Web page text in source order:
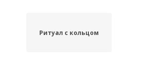
Ритуал с кольцом